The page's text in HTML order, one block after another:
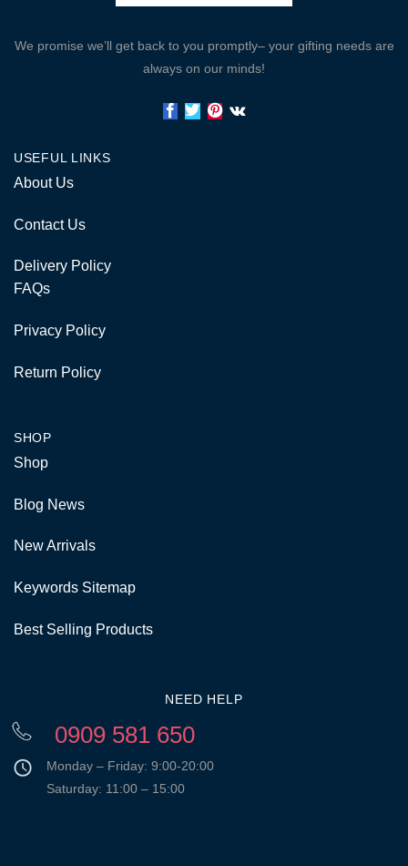
We promise we’ll get back to you promptly– your gifting needs are
always on our minds!
USEFUL LINKS
About Us
Contact Us
Delivery Policy
FAQs
Privacy Policy
Return Policy
SHOP
Shop
Blog News
New Arrivals
Keywords Sitemap
Best Selling Products
NEED HELP
0909 581 650
Monday – Friday: 9:00-20:00
Saturday: 11:00 – 15:00